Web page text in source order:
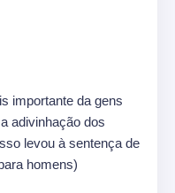
importante da gens
adivinhação dos
levou à sentença de
homens)